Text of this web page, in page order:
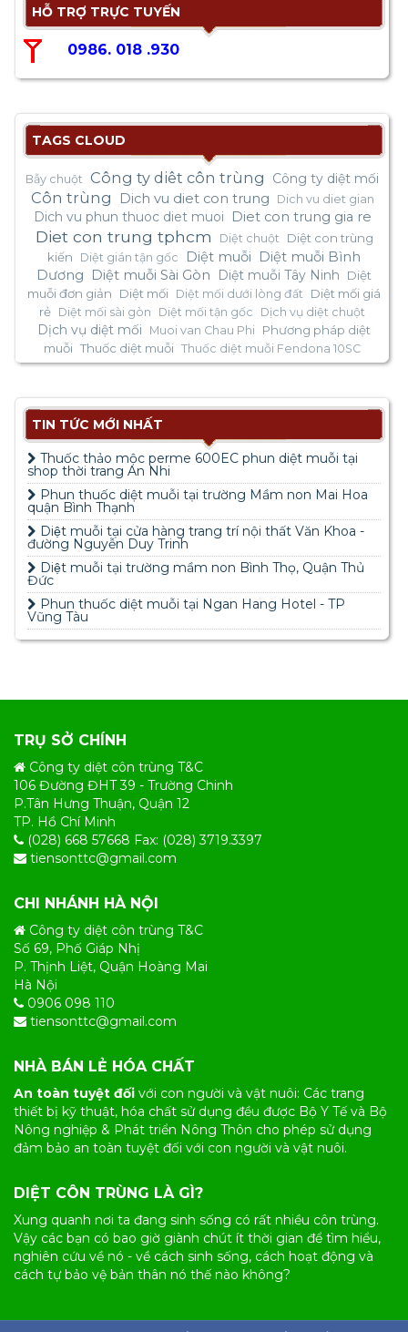
HỖ TRỢ TRỰC TUYẾN
0986. 018 .930
TAGS CLOUD
Bẫy chuột Công ty diêt côn trùng Công ty diệt mối
Côn trùng Dich vu diet con trung Dich vu diet gian
Dich vu phun thuoc diet muoi Diet con trung gia re
Diet con trung tphcm Diệt chuột
Diệt con trùng
kiến
Diệt gián tận gốc Diệt muỗi
Diệt muỗi Bình
Dương
Diệt muỗi Sài Gòn Diệt muỗi Tây Ninh
Diệt
muỗi đơn giản
Diệt mối Diệt mối dưới lòng đất
Diệt mối giá
rẻ Diệt mối sài gòn Diệt mối tận gốc Dịch vụ diệt chuột
Dịch vụ diệt mối Muoi van Chau Phi
Phương pháp diệt
muỗi Thuốc diệt muỗi Thuốc diệt muỗi Fendona 10SC
TIN TỨC MỚI NHẤT
Thuốc thảo mộc perme 600EC phun diệt muỗi tại
shop thời trang An Nhi
Phun thuốc diệt muỗi tại trường Mầm non Mai Hoa
quận Bình Thạnh
Diệt muỗi tại cửa hàng trang trí nội thất Văn Khoa -
đường Nguyễn Duy Trinh
Diệt muỗi tại trường mầm non Bình Thọ, Quận Thủ
Đức
Phun thuốc diệt muỗi tại Ngan Hang Hotel - TP
Vũng Tàu
TRỤ SỞ CHÍNH
Công ty diệt côn trùng T&C
106 Đường ĐHT 39 - Trường Chinh
P.Tân Hưng Thuận, Quận 12
TP. Hồ Chí Minh
(028) 668 57668 Fax: (028) 3719.3397
tiensonttc@gmail.com
CHI NHÁNH HÀ NỘI
Công ty diệt côn trùng T&C
Số 69, Phố Giáp Nhị
P. Thịnh Liệt, Quận Hoàng Mai
Hà Nội
0906 098 110
tiensonttc@gmail.com
NHÀ BÁN LẺ HÓA CHẤT
An toàn tuyệt đối với con người và vật nuôi: Các trang
thiết bị kỹ thuật, hóa chất sử dụng đều được Bộ Y Tế và Bộ
Nông nghiệp & Phát triển Nông Thôn cho phép sử dụng
đảm bảo an toàn tuyệt đối với con người và vật nuôi.
DIỆT CÔN TRÙNG LÀ GÌ?
Xung quanh nơi ta đang sinh sống có rất nhiều côn trùng.
Vậy các bạn có bao giờ giành chút ít thời gian để tìm hiểu,
nghiên cứu về nó - về cách sinh sống, cách hoạt động và
cách tự bảo vệ bản thân nó thế nào không?